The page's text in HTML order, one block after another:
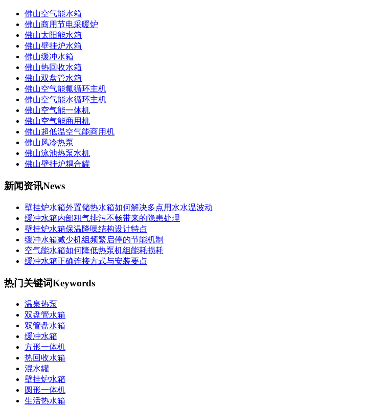
佛山空气能水箱
佛山商用节电采暖炉
佛山太阳能水箱
佛山壁挂炉水箱
佛山缓冲水箱
佛山热回收水箱
佛山双盘管水箱
佛山空气能氟循环主机
佛山空气能水循环主机
佛山空气能一体机
佛山空气能商用机
佛山超低温空气能商用机
佛山风冷热泵
佛山泳池热泵水机
佛山壁挂炉耦合罐
新闻资讯News
壁挂炉水箱外置储热水箱如何解决多点用水水温波动
缓冲水箱内部积气排污不畅带来的隐患处理
壁挂炉水箱保温降噪结构设计特点
缓冲水箱减少机组频繁启停的节能机制
空气能水箱如何降低热泵机组能耗损耗
缓冲水箱正确连接方式与安装要点
热门关键词Keywords
温泉热泵
双盘管水箱
双管盘水箱
缓冲水箱
方形一体机
热回收水箱
混水罐
壁挂炉水箱
圆形一体机
生活热水箱